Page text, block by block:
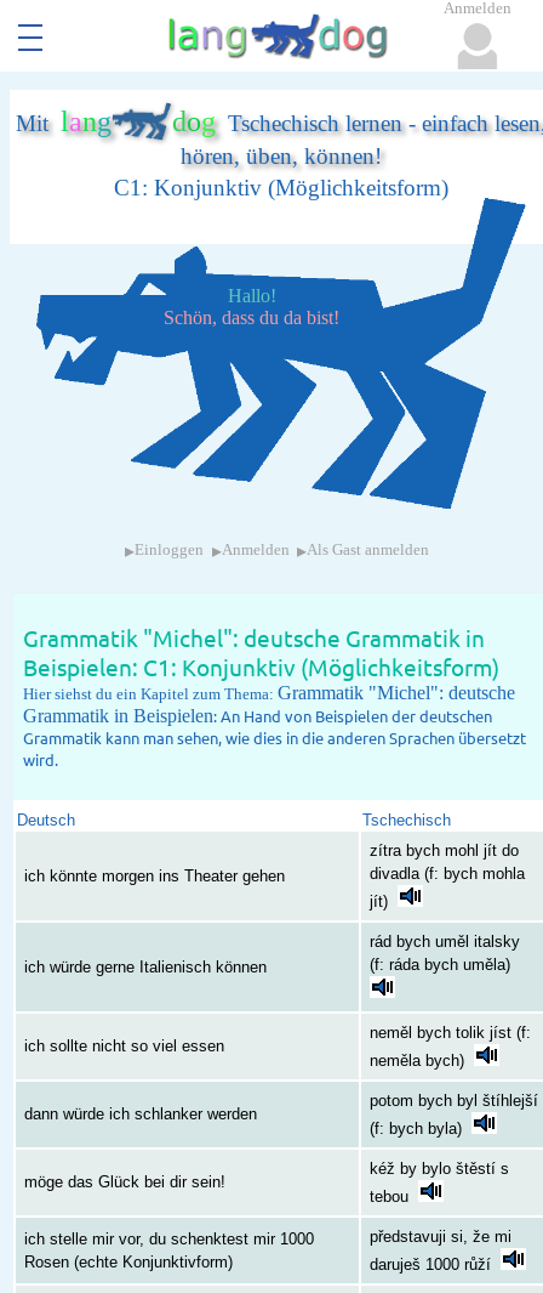
Mit lang dogTschechisch lernen - einfach
hören, üben, können!
C1: Konjunktiv (Möglichkeitsform)
Hallo!
Schön, dass du da bist!
▸ Einloggen ▸Anmelden ▸Als Gast anmelden
Grammatik "Michel": deutsche Grammatik in
Beispielen: C1: Konjunktiv (Möglichkeitsform)
Hier siehst du ein Kapitel zum Thema:Grammatik "Michel": deutsche
Grammatik in Beispielen: An Hand von Beispielen der deutschen
Grammatik kann man sehen, wie dies in die anderen Sprachen übersetzt
wird.
Deutsch Tschechisch
ich könnte morgen ins Theater gehen
zítra bych mohl jít do
divadla (f: bych mohla
jít)
ich würde gerne Italienisch können
rád bych uměl italsky
(f: ráda bych uměla)
ich sollte nicht so viel essen
neměl bych tolik jíst (f:
neměla bych)
dann würde ich schlanker werden
potom bych byl štíhlejší
(f: bych byla)
möge das Glück bei dir sein!
kéž by bylo štěstí s
tebou
ich stelle mir vor, du schenktest mir 1000
Rosen (echte Konjunktivform)
představuji si, že mi
daruješ 1000 růží
Anmelden